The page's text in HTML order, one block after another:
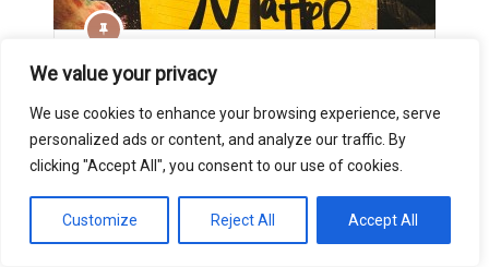
We value your privacy
We use cookies to enhance your browsing experience, serve
personalized ads or content, and analyze our traffic. By
clicking "Accept All", you consent to our use of cookies.
Customize Reject All Accept All
Marie Lanfermann
Auf dem Weg zu innerer Balance: Die
Bedeutung der Selbstfürsorge
About The Author